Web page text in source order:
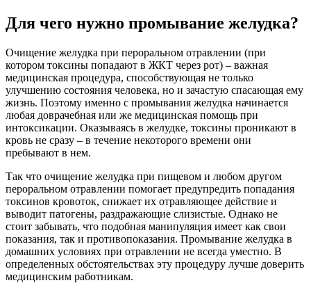
Для чего нужно промывание желудка?
Очищение желудка при пероральном отравлении (при
котором токсины попадают в ЖКТ через рот) – важная
медицинская процедура, способствующая не только
улучшению состояния человека, но и зачастую спасающая ему
жизнь. Поэтому именно с промывания желудка начинается
любая доврачебная или же медицинская помощь при
интоксикации. Оказываясь в желудке, токсины проникают в
кровь не сразу – в течение некоторого времени они
пребывают в нем.
Так что очищение желудка при пищевом и любом другом
пероральном отравлении помогает предупредить попадания
токсинов кровоток, снижает их отравляющее действие и
выводит патогены, раздражающие слизистые. Однако не
стоит забывать, что подобная манипуляция имеет как свои
показания, так и противопоказания. Промывание желудка в
домашних условиях при отравлении не всегда уместно. В
определенных обстоятельствах эту процедуру лучше доверить
медицинским работникам.